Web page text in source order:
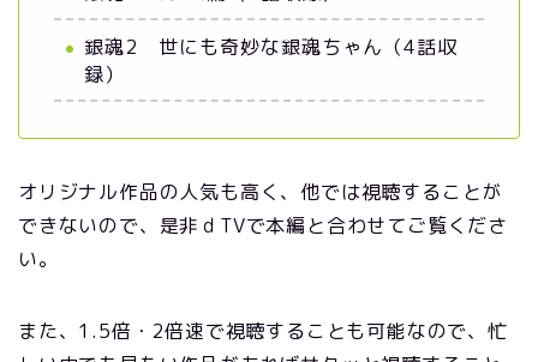
銀魂2 世にも奇妙な銀魂ちゃん（4話収
録）
オリジナル作品の人気も高く、他では視聴することが
できないので、是非ｄTVで本編と合わせてご覧くださ
い。
また、1.5倍・2倍速で視聴することも可能なので、忙